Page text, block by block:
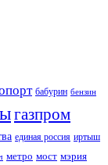
бабурин бензин
газпром
единая россия иртыш
метро мост мэрия